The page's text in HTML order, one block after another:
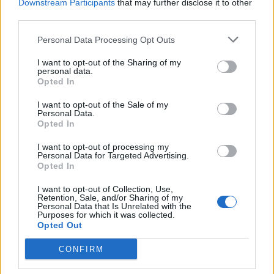
Downstream Participants that may further disclose it to other
Personal Data Processing Opt Outs
I want to opt-out of the Sharing of my
personal data.
Opted In
I want to opt-out of the Sale of my
Personal Data.
Opted In
I want to opt-out of processing my
Personal Data for Targeted Advertising.
Opted In
I want to opt-out of Collection, Use,
Retention, Sale, and/or Sharing of my
Personal Data that Is Unrelated with the
Purposes for which it was collected.
Opted Out
CONFIRM
Στα πρώτα σπίτια της Ψάθας η
φωτιά
Αγωνία για αγνοούμενο
κτηνοτρόφο στη Βένιζα
ΕΙΚΑΣΤΙΚΑ
μουσική στο σχολείο Βολισσού
Πολυμεσική περφόρμανς,
εργαστήρια για παιδιά και δωρεάν
Πρώτη διαγραφή στην «Ελπίδα
για τη Δημοκρατία»
Η Μαρία Καρυστιανού θέτει εκτός